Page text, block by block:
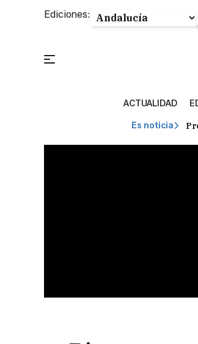
Ediciones:
ACTUALIDAD
Es noticia